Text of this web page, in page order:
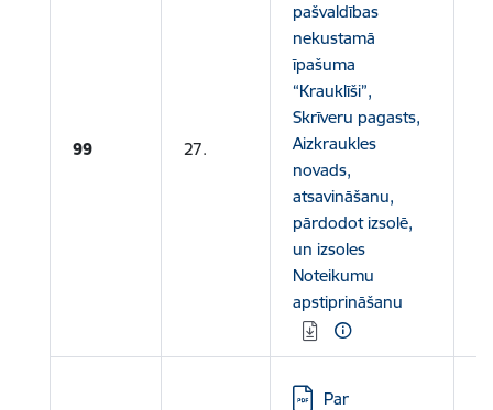
99 27.
pašvaldības
nekustamā
īpašuma
“Krauklīši”,
Skrīveru pagasts,
Aizkraukles
novads,
atsavināšanu,
pārdodot izsolē,
un izsoles
Noteikumu
apstiprināšanu
Lejupielādēt:
Par